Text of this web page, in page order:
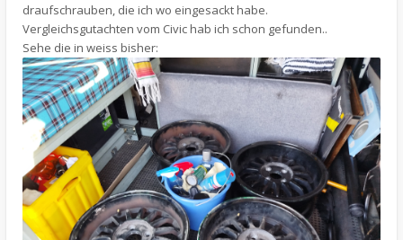
draufschrauben, die ich wo eingesackt habe.
Vergleichsgutachten vom Civic hab ich schon gefunden..
Sehe die in weiss bisher: